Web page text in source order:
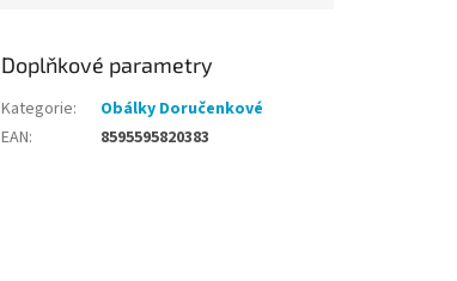
Doplňkové parametry
Kategorie:
Obálky Doručenkové
EAN: 8595595820383